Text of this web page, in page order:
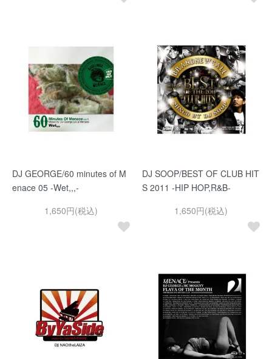
DJ GEORGE/60 minutes of M
enace 05 -Wet,,,-
1,650円(税込)
DJ SOOP/BEST OF CLUB HIT
S 2011 -HIP HOP,R&B-
1,650円(税込)